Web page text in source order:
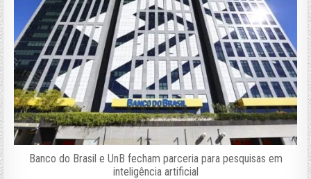
Banco do Brasil e UnB fecham parceria para pesquisas em
inteligência artificial